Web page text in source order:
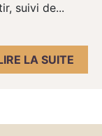
suivi de...
LA SUITE